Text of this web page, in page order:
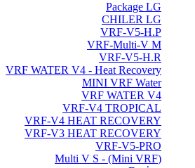
Package LG
CHILER LG
VRF-V5-H.P
VRF-Multi-V M
VRF-V5-H.R
VRF WATER V4 - Heat Recovery
MINI VRF Water
VRF WATER V4
VRF-V4 TROPICAL
VRF-V4 HEAT RECOVERY
VRF-V3 HEAT RECOVERY
VRF-V5-PRO
(Multi V S - (Mini VRF